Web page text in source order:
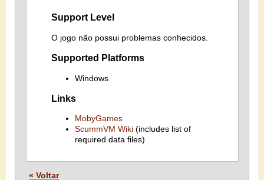
Support Level
O jogo não possui problemas conhecidos.
Supported Platforms
Windows
Links
MobyGames
ScummVM Wiki(includes list of
required data files)
« Voltar